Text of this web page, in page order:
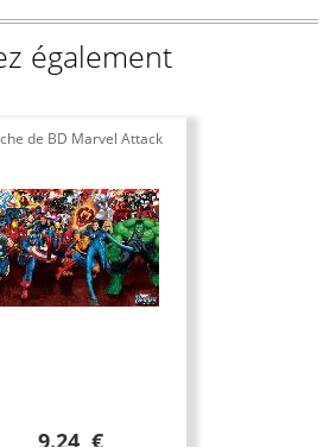
également
de BD Marvel Attack
9.24 €